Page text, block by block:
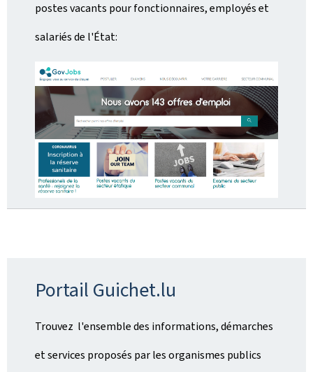
postes vacants pour fonctionnaires, employés et
salariés de l'État:
Portail Guichet.lu
Trouvez l'ensemble des informations, démarches
et services proposés par les organismes publics